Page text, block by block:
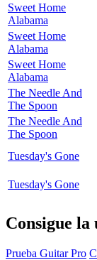
Sweet Home
Alabama
Sweet Home
Alabama
Sweet Home
Alabama
The Needle And
The Spoon
The Needle And
The Spoon
Tuesday's Gone
Tuesday's Gone
Consigue
Prueba Guitar Pro